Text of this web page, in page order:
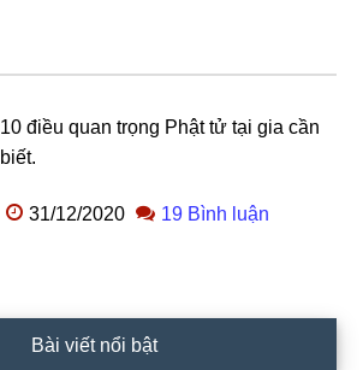
10 điều quan trọng Phật tử tại gia cần
biết.
31/12/2020 19 Bình luận
Bài viết nổi bật